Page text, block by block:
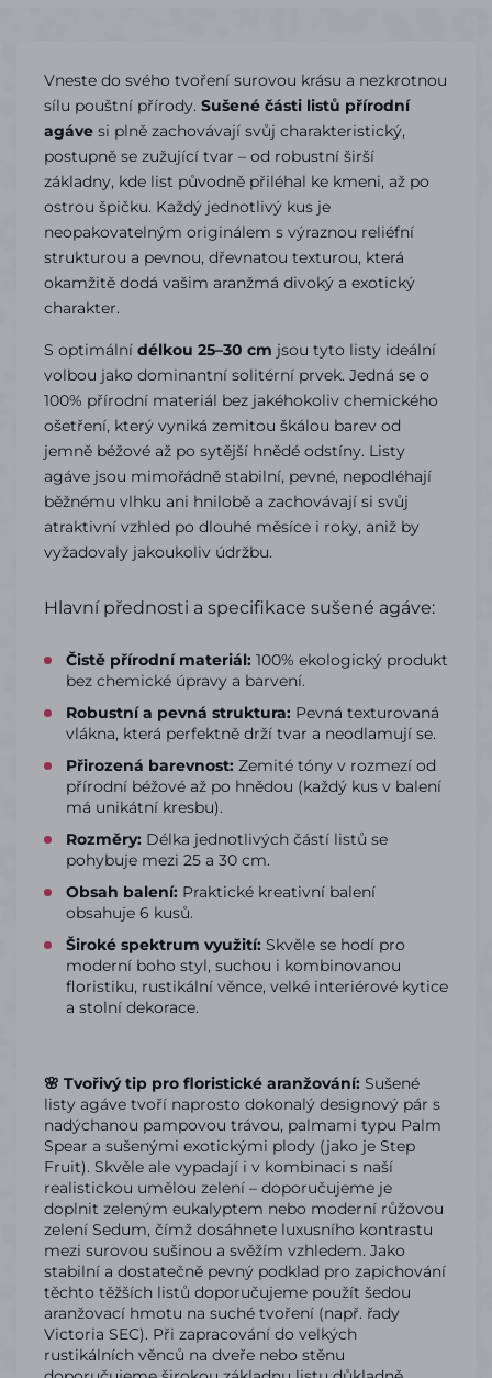
Vneste do svého tvoření surovou krásu a nezkrotnou
sílu pouštní přírody. Sušené části listů přírodní
agáve si plně zachovávají svůj charakteristický,
postupně se zužující tvar – od robustní širší
základny, kde list původně přiléhal ke kmeni, až po
ostrou špičku. Každý jednotlivý kus je
neopakovatelným originálem s výraznou reliéfní
strukturou a pevnou, dřevnatou texturou, která
okamžitě dodá vašim aranžmá divoký a exotický
charakter.
S optimální délkou 25–30 cm jsou tyto listy ideální
volbou jako dominantní solitérní prvek. Jedná se o
100% přírodní materiál bez jakéhokoliv chemického
ošetření, který vyniká zemitou škálou barev od
jemně béžové až po sytější hnědé odstíny. Listy
agáve jsou mimořádně stabilní, pevné, nepodléhají
běžnému vlhku ani hnilobě a zachovávají si svůj
atraktivní vzhled po dlouhé měsíce i roky, aniž by
vyžadovaly jakoukoliv údržbu.
Hlavní přednosti a specifikace sušené agáve:
Čistě přírodní materiál: 100% ekologický produkt
bez chemické úpravy a barvení.
Robustní a pevná struktura: Pevná texturovaná
vlákna, která perfektně drží tvar a neodlamují se.
Přirozená barevnost: Zemité tóny v rozmezí od
přírodní béžové až po hnědou (každý kus v balení
má unikátní kresbu).
Rozměry: Délka jednotlivých částí listů se
pohybuje mezi 25 a 30 cm.
Obsah balení: Praktické kreativní balení
obsahuje 6 kusů.
Široké spektrum využití: Skvěle se hodí pro
moderní boho styl, suchou i kombinovanou
floristiku, rustikální věnce, velké interiérové kytice
a stolní dekorace.
🌸 Tvořivý tip pro floristické aranžování: Sušené
listy agáve tvoří naprosto dokonalý designový pár s
nadýchanou pampovou trávou, palmami typu Palm
Spear a sušenými exotickými plody (jako je Step
Fruit). Skvěle ale vypadají i v kombinaci s naší
realistickou umělou zelení – doporučujeme je
doplnit zeleným eukalyptem nebo moderní růžovou
zelení Sedum, čímž dosáhnete luxusního kontrastu
mezi surovou sušinou a svěžím vzhledem. Jako
stabilní a dostatečně pevný podklad pro zapichování
těchto těžších listů doporučujeme použít šedou
aranžovací hmotu na suché tvoření (např. řady
Victoria SEC). Při zapracování do velkých
rustikálních věnců na dveře nebo stěnu